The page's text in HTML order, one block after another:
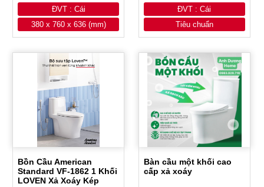
ĐVT : Cái
380 x 760 x 636 (mm)
ĐVT : Cái
Tiêu chuẩn
Bồn Cầu American
Standard VF-1862 1 Khối
LOVEN Xả Xoáy Kép
Bàn cầu một khối cao
cấp xả xoáy